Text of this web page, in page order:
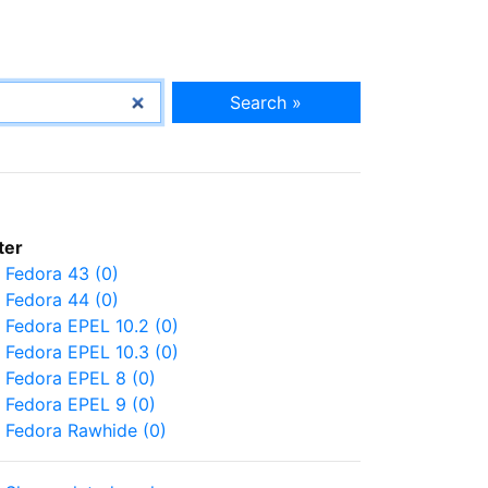
Search »
Fedora 43 (0)
Fedora 44 (0)
Fedora EPEL 10.2 (0)
Fedora EPEL 10.3 (0)
Fedora EPEL 8 (0)
Fedora EPEL 9 (0)
Fedora Rawhide (0)